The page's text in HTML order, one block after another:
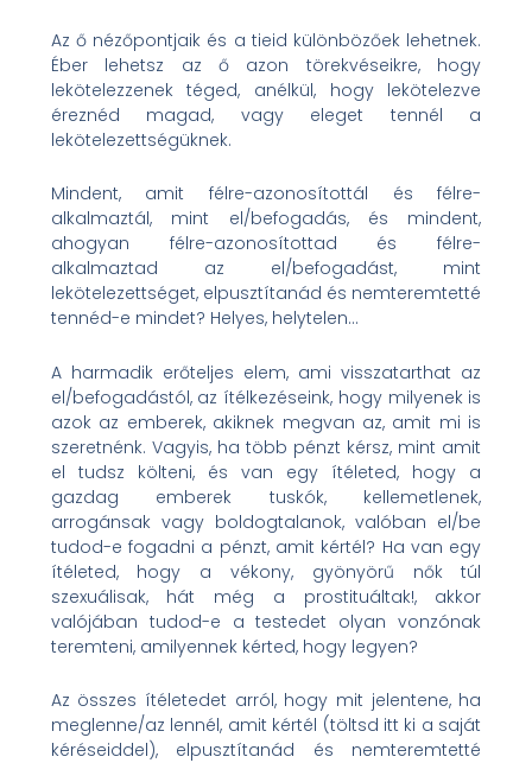
Az ő nézőpontjaik és a tieid különbözőek lehetnek.
Éber lehetsz az ő azon törekvéseikre, hogy
lekötelezzenek téged, anélkül, hogy lekötelezve
éreznéd magad, vagy eleget tennél a
lekötelezettségüknek.
Mindent, amit félre-azonosítottál és félre-
alkalmaztál, mint el/befogadás, és mindent,
ahogyan félre-azonosítottad és félre-
alkalmaztad az el/befogadást, mint
lekötelezettséget, elpusztítanád és nemteremtetté
tennéd-e mindet? Helyes, helytelen…
A harmadik erőteljes elem, ami visszatarthat az
el/befogadástól, az ítélkezéseink, hogy milyenek is
azok az emberek, akiknek megvan az, amit mi is
szeretnénk. Vagyis, ha több pénzt kérsz, mint amit
el tudsz költeni, és van egy ítéleted, hogy a
gazdag emberek tuskók, kellemetlenek,
arrogánsak vagy boldogtalanok, valóban el/be
tudod-e fogadni a pénzt, amit kértél? Ha van egy
ítéleted, hogy a vékony, gyönyörű nők túl
szexuálisak, hát még a prostituáltak!, akkor
valójában tudod-e a testedet olyan vonzónak
teremteni, amilyennek kérted, hogy legyen?
Az összes ítéletedet arról, hogy mit jelentene, ha
meglenne/az lennél, amit kértél (töltsd itt ki a saját
kéréseiddel), elpusztítanád és nemteremtetté